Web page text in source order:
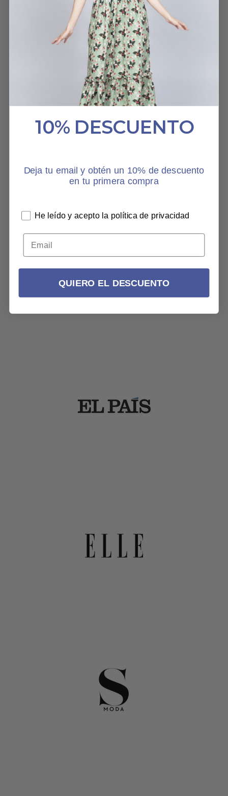
Algodón suave y fresquito.
El dibujo es
impresionante. Es como
ponerte un cachito de
primavera .
CAMISETA SOLSTICIO
IRENE MORALES PACHECO
29 MAYO, 2025
HABLAN DE NOSOTROS
10% DESCUENTO
Deja tu email y obtén un 10% de descuento
en tu primera compra
He leído y acepto la política de privacidad
QUIERO EL DESCUENTO